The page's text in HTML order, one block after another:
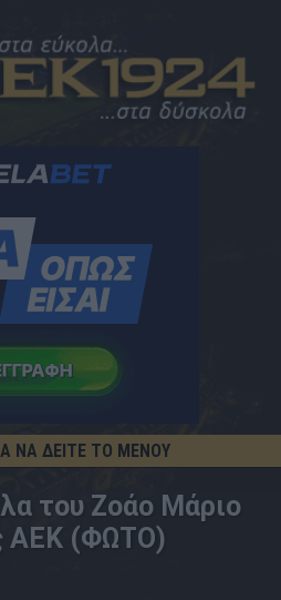
ΝΑ ΔΕΙΤΕ ΤΟ ΜΕΝΟΥ
του Ζοάο Μάριο
ΑΕΚ (ΦΩΤΟ)